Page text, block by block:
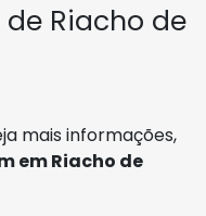
de Riacho de
mais informações,
em Riacho de